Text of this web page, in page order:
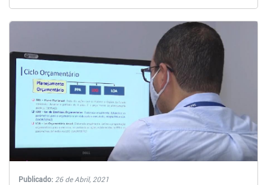
Publicado: 26 de Abril, 2021